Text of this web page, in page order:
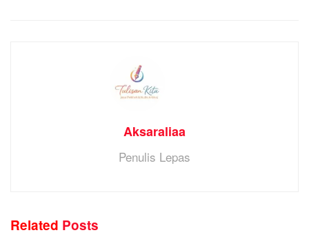
Aksaraliaa
Penulis Lepas
Related Posts